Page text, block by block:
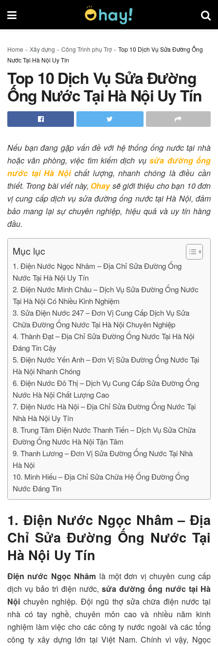
Home » Xây dựng » Công Trình phụ Trợ » Top 10 Dịch Vụ Sửa Đường Ống
Nước Tại Hà Nội Uy Tín
Top 10 Dịch Vụ Sửa Đường
Ống Nước Tại Hà Nội Uy Tín
Nếu bạn đang gặp vấn đề với hệ thống ống nước tại nhà
hoặc văn phòng, việc tìm kiếm dịch vụsửa đường ống
nước tại Hà Nộichất lượng, nhanh chóng là điều cần
thiết. Trong bài viết này, Ohaysẽ giới thiệu cho bạn 10 đơn
vị cung cấp dịch vụ sửa đường ống nước tại Hà Nội, đảm
bảo mang lại sự chuyên nghiệp, hiệu quả và uy tín hàng
đầu.
Mục lục
1. Điện Nước Ngọc Nhâm – Địa Chỉ Sửa Đường Ống
Nước Tại Hà Nội Uy Tín
2. Điện Nước Minh Châu – Dịch Vụ Sửa Đường Ống Nước
Tại Hà Nội Có Nhiều Kinh Nghiệm
3. Sửa Điện Nước 247 – Đơn Vị Cung Cấp Dịch Vụ Sửa
Chữa Đường Ống Nước Tại Hà Nội Chuyên Nghiệp
4. Thành Đạt – Địa Chỉ Sửa Đường Ống Nước Tại Hà Nội
Đáng Tin Cậy
5. Điện Nước Yến Anh – Đơn Vị Sửa Đường Ống Nước Tại
Hà Nội Nhanh Chóng
6. Điện Nước Đô Thị – Dịch Vụ Cung Cấp Sửa Đường Ống
Nước Hà Nội Chất Lượng Cao
7. Điện Nước Hà Nội – Địa Chỉ Sửa Đường Ống Nước Tại
Nhà Hà Nội Uy Tín
8. Trung Tâm Điện Nước Thanh Tiến – Dịch Vụ Sửa Chữa
Đường Ống Nước Hà Nội Tận Tâm
9. Thanh Lương – Đơn Vị Sửa Đường Ống Nước Tại Nhà
Hà Nội
10. Minh Hiếu – Địa Chỉ Sửa Chữa Hệ Ống Đường Ống
Nước Đáng Tin
1. Điện Nước Ngọc Nhâm – Địa
Chỉ Sửa Đường Ống Nước Tại
Hà Nội Uy Tín
Điện nước Ngọc Nhâm là một đơn vị chuyên cung cấp
dịch vụ bảo trì điện nước, sửa đường ống nước tại Hà
Nội chuyên nghiệp. Đội ngũ thợ sửa chữa điện nước tại
nhà có tay nghề, chuyên môn cao và nhiều năm kinh
nghiệm làm việc cho các công ty nước ngoài và các tổng
công ty xây dựng lớn tại Việt Nam. Chính vì vậy, Ngọc